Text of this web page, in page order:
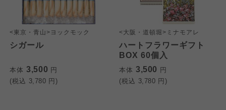
<東京・青山>ヨックモック
シガール
本体 3,500 円
(税込 3,780 円)
<大阪・道頓堀>ミナモアレ
ハートフラワーギフト
BOX 60個入
本体 3,500 円
(税込 3,780 円)